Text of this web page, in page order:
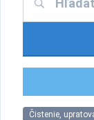
Čistenie,